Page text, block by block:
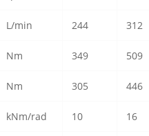
L/min 244 312
Nm 349 509
Nm 305 446
kNm/rad 10 16